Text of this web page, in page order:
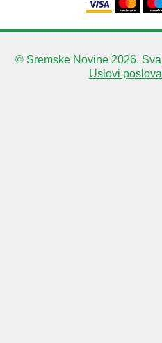
© Sremske Novine 2026. Sva
Uslovi